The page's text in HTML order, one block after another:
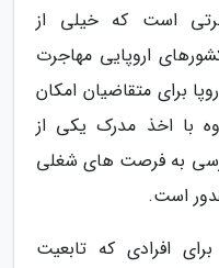
است که خیلی از
اروپایی مهاجرت
برای متقاضیان امکان
با اخذ مدرک یکی از
به فرصت های شغلی
است.
افرادی که تابعیت